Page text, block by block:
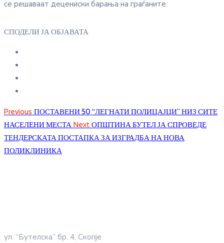
се решаваат децениски барања на граѓаните.
СПОДЕЛИ ЈА ОБЈАВАТА
Previous ПОСТАВЕНИ 50 “ЛЕГНАТИ ПОЛИЦАЈЦИ” НИЗ СИТЕ
НАСЕЛЕНИ МЕСТА Next ОПШТИНА БУТЕЛ ЈА СПРОВЕДЕ
ТЕНДЕРСКАТА ПОСТАПКА ЗА ИЗГРАДБА НА НОВА
ПОЛИКЛИНИКА
ул. “Бутелска” бр. 4, Скопје